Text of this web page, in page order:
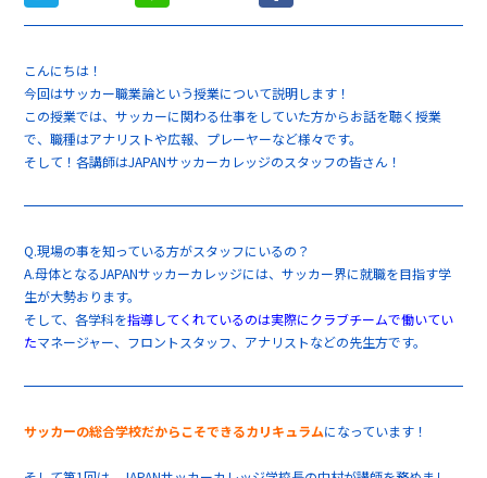
こんにちは！
今回はサッカー職業論という授業について説明します！
この授業では、サッカーに関わる仕事をしていた方からお話を聴く授業
で、職種はアナリストや広報、プレーヤーなど様々です。
そして！各講師はJAPANサッカーカレッジのスタッフの皆さん！
Q.現場の事を知っている方がスタッフにいるの？
A.母体となるJAPANサッカーカレッジには、サッカー界に就職を目指す学
生が大勢おります。
そして、各学科を指導してくれているのは実際にクラブチームで働いてい
たマネージャー、フロントスタッフ、アナリストなどの先生方です。
サッカーの総合学校だからこそできるカリキュラムになっています！